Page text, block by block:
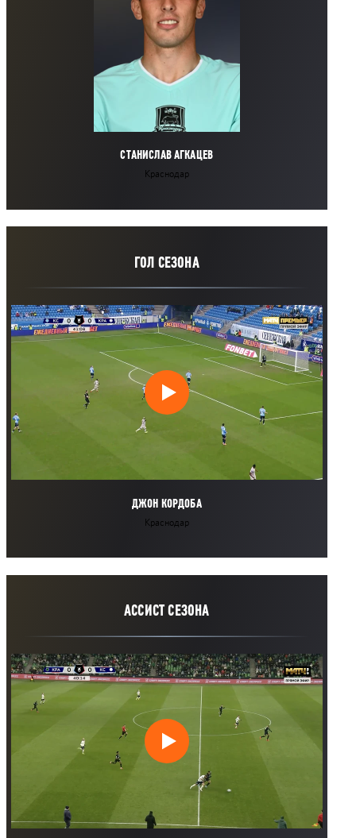
СТАНИСЛАВ АГКАЦЕВ
Краснодар
ГОЛ СЕЗОНА
ДЖОН КОРДОБА
Краснодар
АССИСТ СЕЗОНА